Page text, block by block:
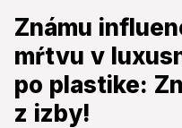
Známu
mŕtvu v
po plastike:
z izby!
Známu
mŕtvu v
plastike:
izby!